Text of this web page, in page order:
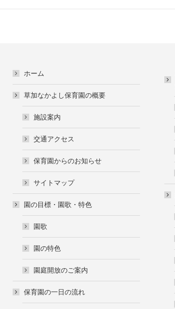
ホーム
草加なかよし保育園の概要
施設案内
交通アクセス
保育園からのお知らせ
サイトマップ
園の目標・園歌・特色
園歌
園の特色
園庭開放のご案内
保育園の一日の流れ